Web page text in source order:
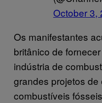
October 3,
Os manifestantes
britânico de
indústria de
grandes projetos de
combustíveis